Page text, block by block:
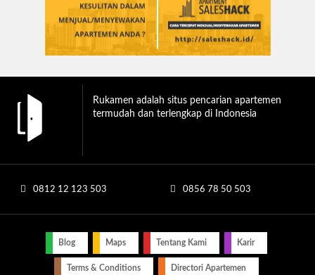
Rukamen adalah situs pencarian apartemen
termudah dan terlengkap di Indonesia
0812 12 123 503 0856 78 50 503
Blog Maps Tentang Kami Karir
Terms & Conditions Directori Apartemen